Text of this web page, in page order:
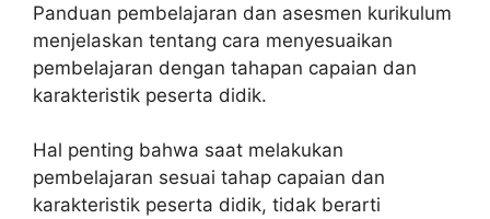
Panduan pembelajaran dan asesmen kurikulum
menjelaskan tentang cara menyesuaikan
pembelajaran dengan tahapan capaian dan
karakteristik peserta didik.
Hal penting bahwa saat melakukan
pembelajaran sesuai tahap capaian dan
karakteristik peserta didik, tidak berarti